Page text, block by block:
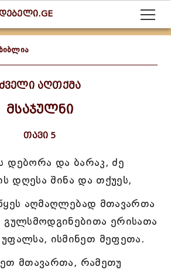
ძველი აღთქმა
მსაჯულნი
თავი 5
დებორა და ბარაკ, ძე
დღესა შინა და თქუეს,
აღმაღლებად მთავართა
გულსმოდგინებითა ერისათა
ისმინეთ მეფეთა.
მთავართა, რამეთუ